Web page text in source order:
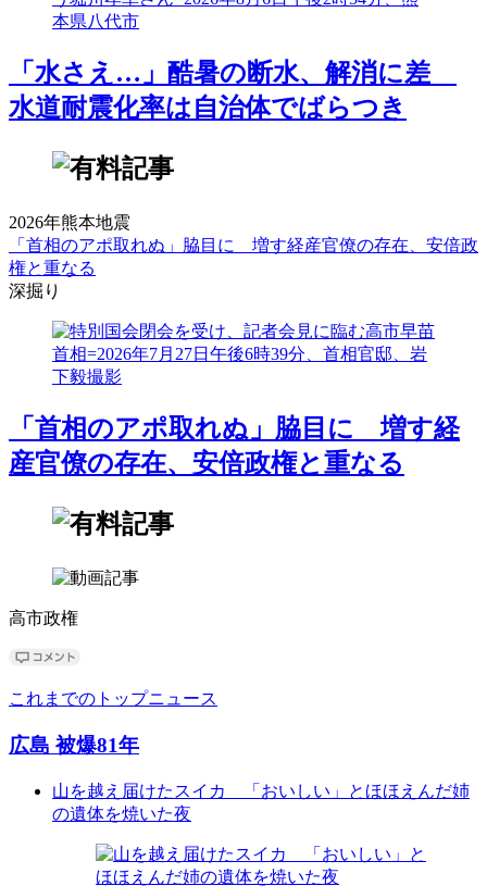
「水さえ…」酷暑の断水、解消に差
水道耐震化率は自治体でばらつき
2026年熊本地震
「首相のアポ取れぬ」脇目に 増す経産官僚の存在、安倍政
権と重なる
深掘り
「首相のアポ取れぬ」脇目に 増す経
産官僚の存在、安倍政権と重なる
高市政権
これまでのトップニュース
広島 被爆81年
山を越え届けたスイカ 「おいしい」とほほえんだ姉
の遺体を焼いた夜